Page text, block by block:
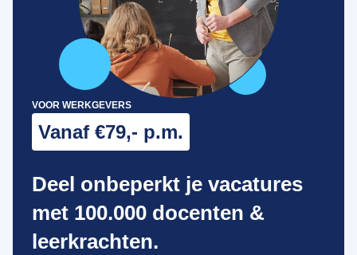
VOOR WERKGEVERS
Vanaf €79,- p.m.
Deel onbeperkt je vacatures
met 100.000 docenten &
leerkrachten.